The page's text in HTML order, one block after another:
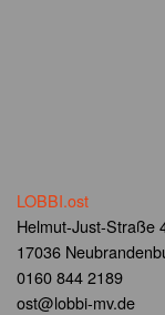
LOBBI.ost
Helmut-Just-Straße
17036
0160 844 2189
ost@lobbi-mv.de